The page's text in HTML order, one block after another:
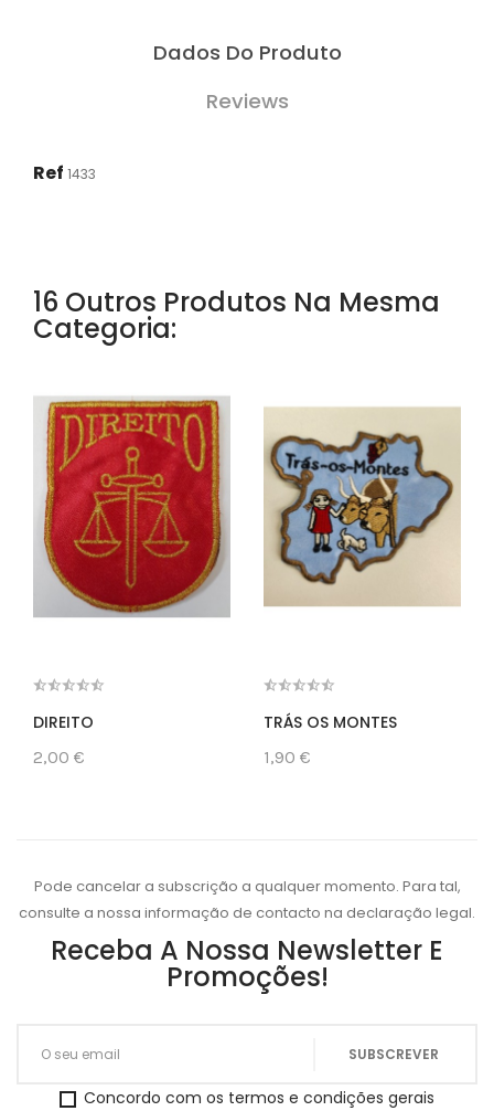
Dados Do Produto
Reviews
Ref 1433
16 Outros Produtos Na Mesma
Categoria:
DIREITO
2,00 €
TRÁS OS MONTES
1,90 €
Pode cancelar a subscrição a qualquer momento. Para tal,
consulte a nossa informação de contacto na declaração legal.
Receba A Nossa Newsletter E
Promoções!
Concordo com os termos e condições gerais